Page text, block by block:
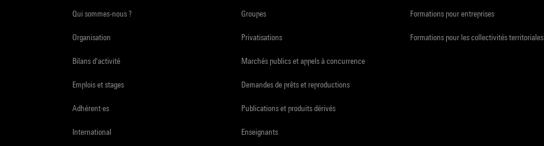
Qui sommes-nous ?
Organisation
Bilans d'activité
Emplois et stages
Adhérent·es
International
Groupes
Privatisations
Marchés publics et appels à concurrence
Demandes de prêts et reproductions
Publications et produits dérivés
Enseignants
Formations pour entreprises
Formations pour les collectivités territoriales